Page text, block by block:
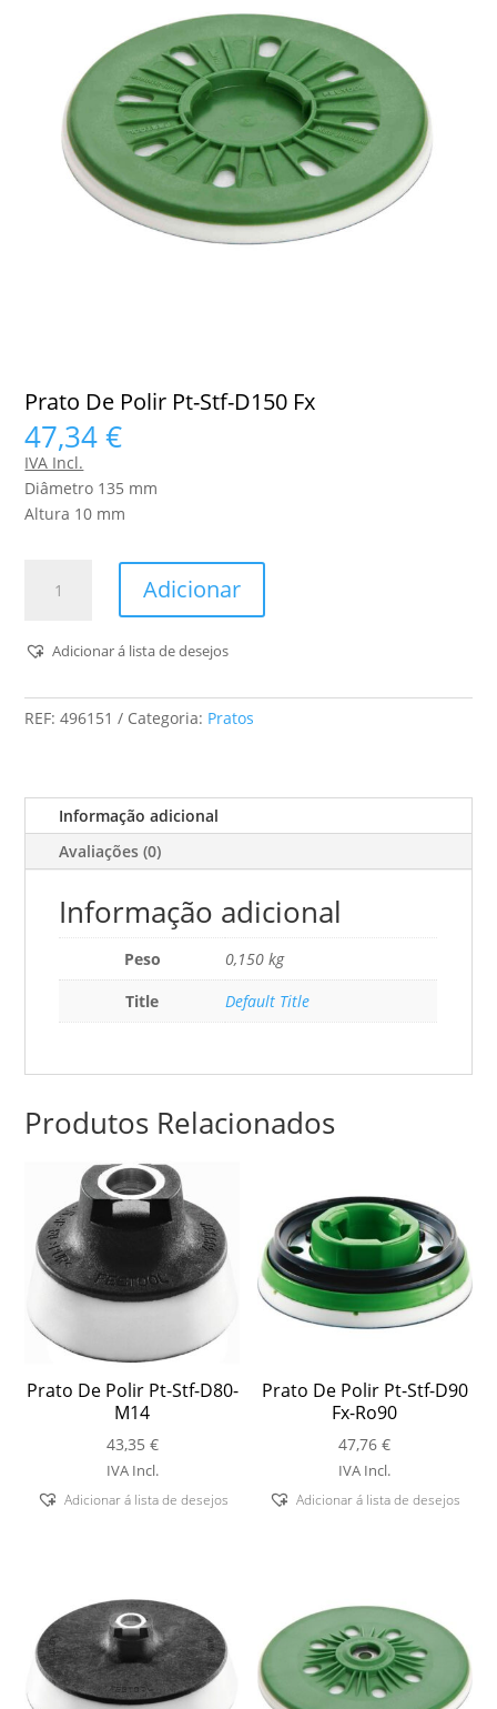
Prato De Polir Pt-Stf-D150 Fx
47,34€
IVA Incl.
Diâmetro 135 mm
Altura 10 mm
De
Pt-
Stf-
Adicionar
Adicionar á lista de desejos
REF:496151 Categoria: Pratos
Informação adicional
Avaliações (0)
Informação adicional
Peso
0,150 kg
Title
Default Title
Produtos Relacionados
Prato De Polir Pt-Stf-D80-
M14
43,35 €
IVA Incl.
Adicionar á lista de desejos
Prato De Polir Pt-Stf-D90
Fx-Ro90
47,76€
IVA Incl.
Adicionar á lista de desejos